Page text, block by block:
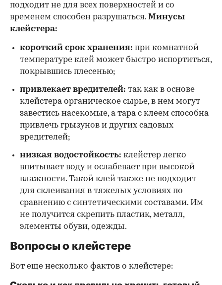
подходит не для всех поверхностей и со
временем способен разрушаться. Минусы
клейстера:
короткий срок хранения: при комнатной
температуре клей может быстро испортиться,
покрывшись плесенью;
привлекает вредителей: так как в основе
клейстера органическое сырье, в нем могут
завестись насекомые, а тара с клеем способна
привлечь грызунов и других садовых
вредителей;
низкая водостойкость: клейстер легко
впитывает воду и ослабевает при высокой
влажности. Такой клей также не подходит
для склеивания в тяжелых условиях по
сравнению с синтетическими составами. Им
не получится скрепить пластик, металл,
элементы обуви, одежды.
Вопросы о клейстере
Вот еще несколько фактов о клейстере: